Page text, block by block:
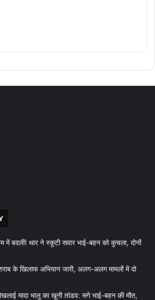
में बदलीं! थार ने स्कूटी सवार भाई-बहन को कुचला, दोनों
के खिलाफ अभियान जारी, अलग-अलग मामलों में दो
मादा भालू का खूनी तांडव: सगे भाई-बहन की मौत,